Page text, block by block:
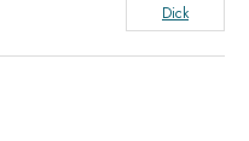
Dick